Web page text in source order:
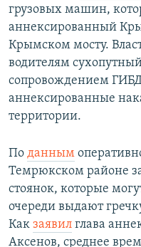
грузовых машин,
аннексированный
Крымском мосту.
водителям
сопровождением
аннексированные
территории.
По данным
Темрюкском районе
стоянок, которые
очереди выдают
Как заявил глава
Аксенов, среднее